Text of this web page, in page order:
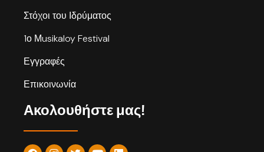
Στόχοι του Ιδρύματος
1ο Μusikaloy Festival
Εγγραφές
Επικοινωνία
Ακολουθήστε μας!